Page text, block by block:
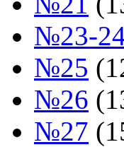
№23-24
№25
№26
№27